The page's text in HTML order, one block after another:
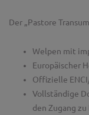
Der „Pastore
Welpen mit
Europäischer
Offizielle
Vollständige
den Zugang